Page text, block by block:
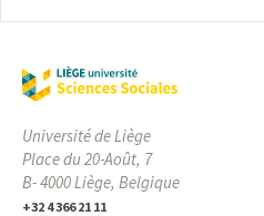
Université de Liège
Place du 20-Août, 7
B- 4000 Liège, Belgique
+32 4 366 21 11